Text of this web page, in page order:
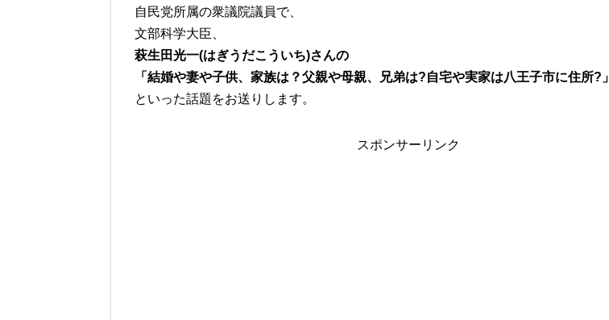
自民党所属の衆議院議員で、
文部科学大臣、
萩生田光一(はぎうだこういち)さんの
「結婚や妻や子供、家族は？父親や母親、兄弟は?自宅や実家は八王子市に住所?」
といった話題をお送りします。
スポンサーリンク